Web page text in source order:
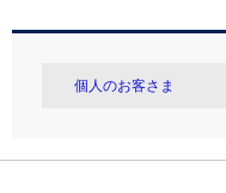
個人のお客さま